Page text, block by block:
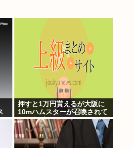
押すと1万円貰えるが大阪に
10mハムスターが召喚されて
しまうボタン